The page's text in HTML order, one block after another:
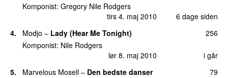
tirs 4. maj 2010 6 dage siden
Komponist: Gregory Nile Rodgers
4. Modjo – Lady (Hear Me Tonight)
lør 8. maj 2010 i går
256
Komponist: Nile Rodgers
5. Marvelous Mosell – Den bedste danser
79